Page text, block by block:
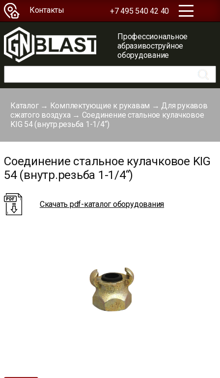
Контакты +7 495 540 42 40
Профессиональное
абразивоструйное
оборудование
Каталог→ Комплектующие к рукавам →Для рукавов
сжатого воздуха→ Соединение стальное кулачковое
KIG 54 (внутр.резьба 1-1/4“)
Соединение стальное кулачковое KIG
54 (внутр.резьба 1-1/4“)
Скачать pdf-каталог оборудования